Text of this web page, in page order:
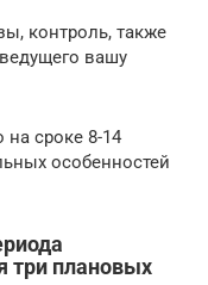
контроль, также
вашу
сроке 8-14
особенностей
три плановых